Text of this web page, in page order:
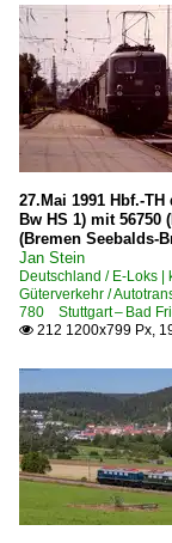
27.Mai 1991 Hbf.-
Bw HS 1) mit 56750
(Bremen Seebalds-
Jan Stein
Deutschland / E-Loks
Güterverkehr /
780 Stuttgart – Bad
 212 1200x799 Px,